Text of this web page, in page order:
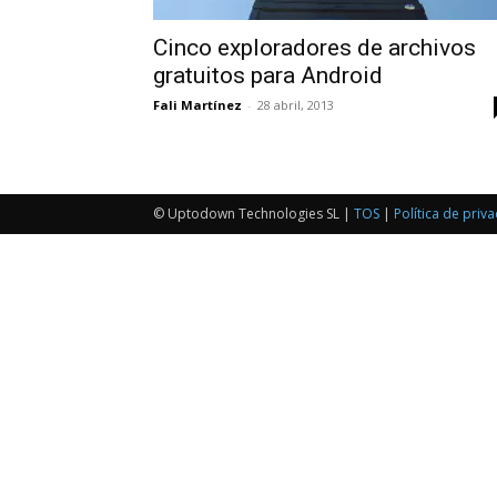
Cinco exploradores de archivos
gratuitos para Android
Fali Martínez - 28 abril, 2013
© Uptodown Technologies SL | TOS | Política de